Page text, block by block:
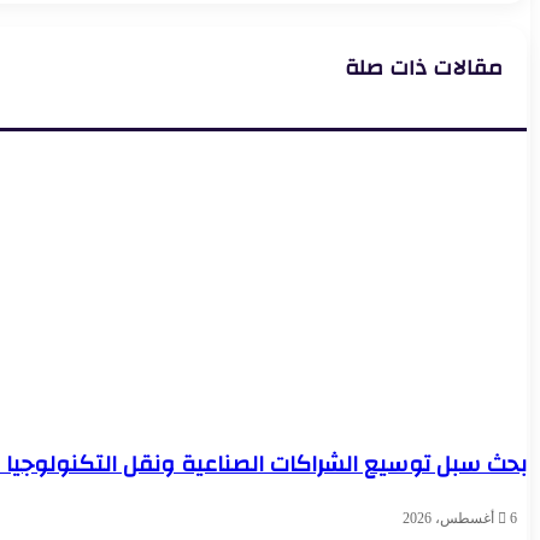
بالجيزة
اليوممقالات ذات صلة
بحث سبل توسيع الشراكات الصناعية ونقل
6 أغسطس، 2026